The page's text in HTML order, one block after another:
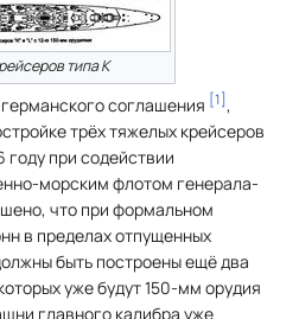
типа K
соглашения [1] ,
трёх тяжелых крейсеров
году при содействии
морским флотом генерала-
что при формальном
в пределах отпущенных
быть построены ещё два
уже будут 150-мм орудия
главного калибра уже